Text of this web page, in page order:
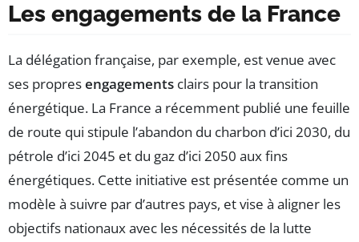
Les engagements de la France
La délégation française, par exemple, est venue avec
ses propresengagements clairs pour la transition
énergétique. La France a récemment publié une feuille
de route qui stipule l’abandon du charbon d’ici 2030, du
pétrole d’ici 2045 et du gaz d’ici 2050 aux fins
énergétiques. Cette initiative est présentée comme un
modèle à suivre par d’autres pays, et vise à aligner les
objectifs nationaux avec les nécessités de la lutte